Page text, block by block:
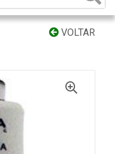
VOLTAR